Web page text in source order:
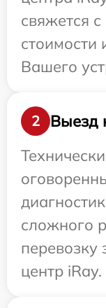
свяжется
стоимости
Вашего
2
Выезд
сложного
перевозку
центр iRay.